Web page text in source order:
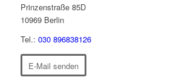
Prinzenstraße 85D
10969Berlin
Tel.: 030 896838126
E-Mail senden